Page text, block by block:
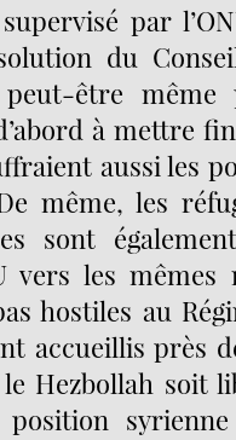
par
du
être même
à mettre
aussi les
même, les
sont
vers les mêmes
hostiles au
accueillis près
Hezbollah soit
position